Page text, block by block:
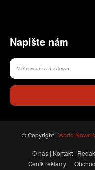
Napište nám
© Copyright | World News
O nás | Kontakt |
Ceník reklamy